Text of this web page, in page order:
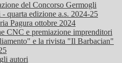
del Concorso Germogli
- quarta edizione a.s. 2024-25
Pagura ottobre 2024
CNC e premiazione imprenditori
e la rivista "Il Barbacian"
autori